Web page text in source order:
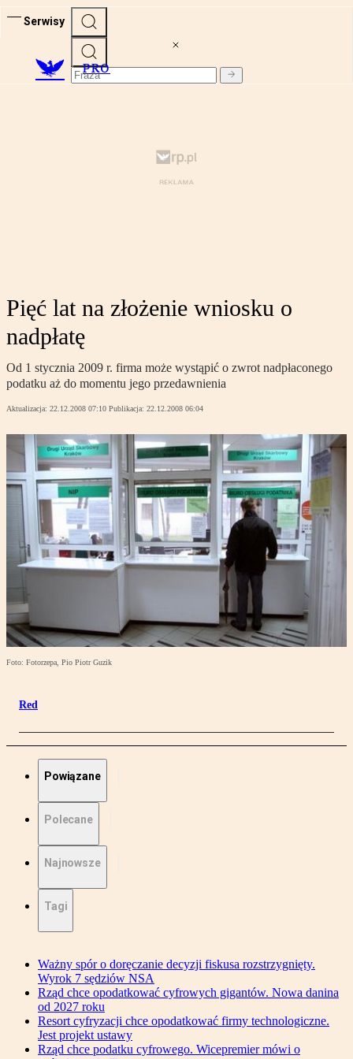
Serwisy
PRO
Pięć lat na złożenie wniosku o
nadpłatę
Od 1 stycznia 2009 r. firma może wystąpić o zwrot nadpłaconego
podatku aż do momentu jego przedawnienia
Aktualizacja: 22.12.2008 07:10 Publikacja: 22.12.2008 06:04
Foto: Fotorzepa, Pio Piotr Guzik
Red
Powiązane
Polecane
Najnowsze
Tagi
Ważny spór o doręczanie decyzji fiskusa rozstrzygnięty.
Wyrok 7 sędziów NSA
Rząd chce opodatkować cyfrowych gigantów. Nowa danina
od 2027 roku
Resort cyfryzacji chce opodatkować firmy technologiczne.
Jest projekt ustawy
Rząd chce podatku cyfrowego. Wicepremier mówi o